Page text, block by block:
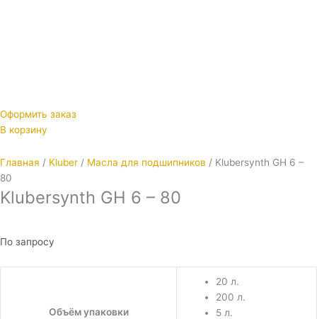
Оформить заказ
В корзину
Главная / Kluber / Масла для подшипников / Klubersynth GH 6 –
80
Klubersynth GH 6 – 80
По запросу
Объём упаковки
20 л.
200 л.
5 л.